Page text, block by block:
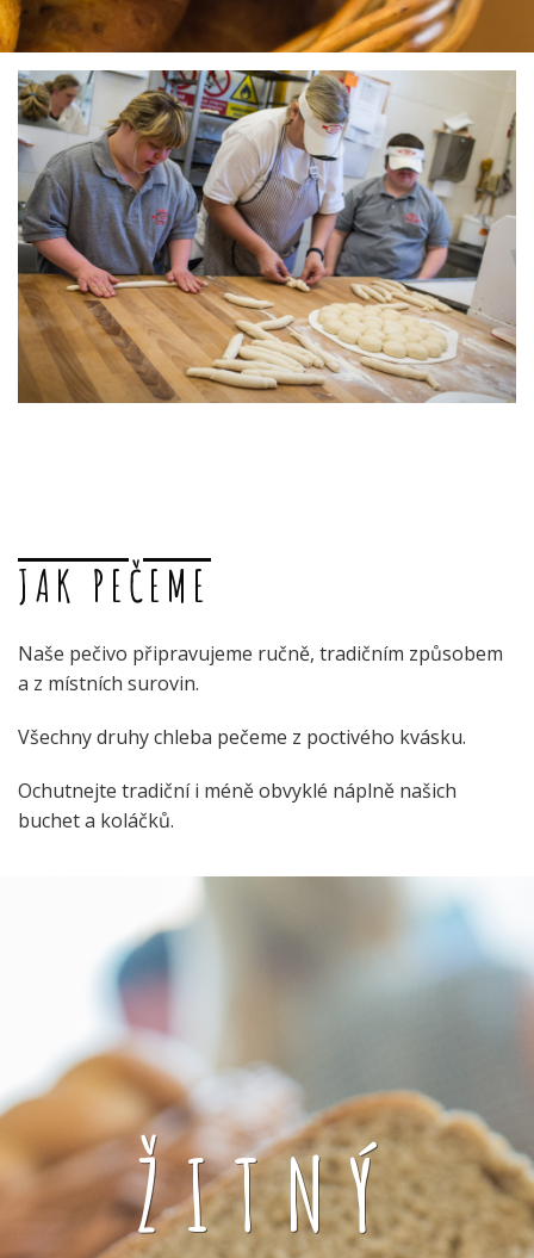
JAK PEČEME
Naše pečivo připravujeme ručně, tradičním způsobem
a z místních surovin.
Všechny druhy chleba pečeme z poctivého kvásku.
Ochutnejte tradiční i méně obvyklé náplně našich
buchet a koláčků.
ŽITNÝ